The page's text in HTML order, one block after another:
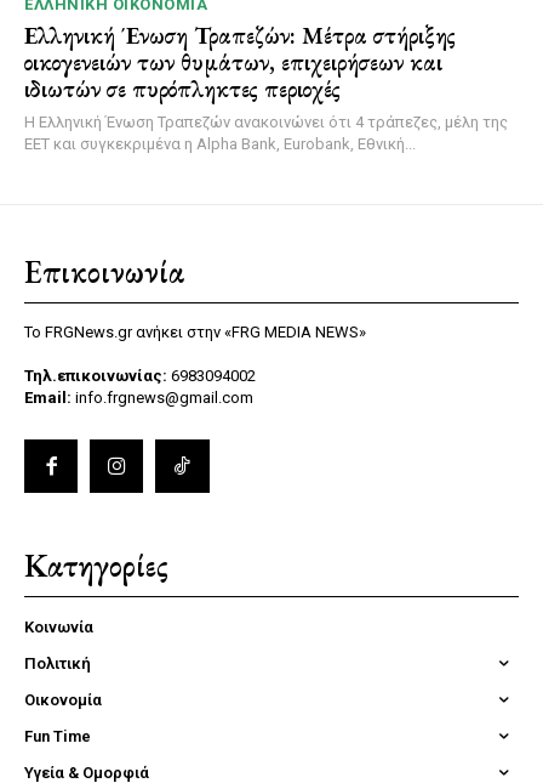
ΕΛΛΗΝΙΚΉ ΟΙΚΟΝΟΜΊΑ
Ελληνική Ένωση Τραπεζών: Μέτρα στήριξης
οικογενειών των θυμάτων, επιχειρήσεων και
ιδιωτών σε πυρόπληκτες περιοχές
Η Ελληνική Ένωση Τραπεζών ανακοινώνει ότι 4 τράπεζες, μέλη της
ΕΕΤ και συγκεκριμένα η Alpha Bank, Eurobank, Εθνική...
Επικοινωνία
Το FRGNews.gr ανήκει στην «FRG MEDIA NEWS»
Τηλ.επικοινωνίας: 6983094002
Email: info.frgnews@gmail.com
Κατηγορίες
Κοινωνία
Πολιτική
Οικονομία
Fun Time
Υγεία & Ομορφιά